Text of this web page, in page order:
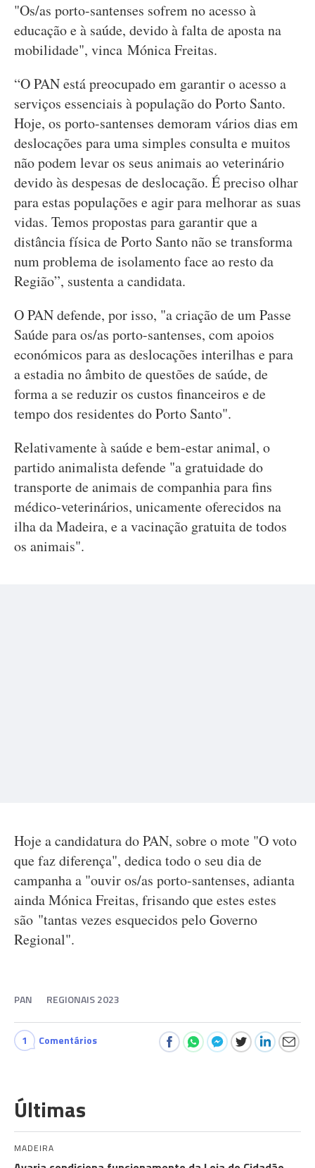
"Os/as porto-santenses sofrem no acesso à
educação e à saúde, devido à falta de aposta na
mobilidade", vinca Mónica Freitas.
“O PAN está preocupado em garantir o acesso a
serviços essenciais à população do Porto Santo.
Hoje, os porto-santenses demoram vários dias em
deslocações para uma simples consulta e muitos
não podem levar os seus animais ao veterinário
devido às despesas de deslocação. É preciso olhar
para estas populações e agir para melhorar as suas
vidas. Temos propostas para garantir que a
distância física de Porto Santo não se transforma
num problema de isolamento face ao resto da
Região”, sustenta a candidata.
O PAN defende, por isso, "a criação de um Passe
Saúde para os/as porto-santenses, com apoios
económicos para as deslocações interilhas e para
a estadia no âmbito de questões de saúde, de
forma a se reduzir os custos financeiros e de
tempo dos residentes do Porto Santo".
Relativamente à saúde e bem-estar animal, o
partido animalista defende "a gratuidade do
transporte de animais de companhia para fins
médico-veterinários, unicamente oferecidos na
ilha da Madeira, e a vacinação gratuita de todos
os animais".
Hoje a candidatura do PAN, sobre o mote "O voto
que faz diferença", dedica todo o seu dia de
campanha a "ouvir os/as porto-santenses, adianta
ainda Mónica Freitas, frisando que estes estes
são "tantas vezes esquecidos pelo Governo
Regional".
PAN REGIONAIS 2023
1 Comentários
Últimas
MADEIRA